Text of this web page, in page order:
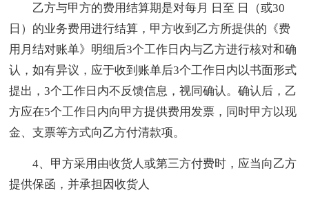
乙方与甲方的费用结算期是对每月 日至 日（或30
日）的业务费用进行结算，甲方收到乙方所提供的《费
用月结对账单》明细后3个工作日内与乙方进行核对和确
认，如有异议，应于收到账单后3个工作日内以书面形式
提出，3个工作日内不反馈信息，视同确认。确认后，乙
方应在5个工作日内向甲方提供费用发票，同时甲方以现
金、支票等方式向乙方付清款项。
4、甲方采用由收货人或第三方付费时，应当向乙方
提供保函，并承担因收货人